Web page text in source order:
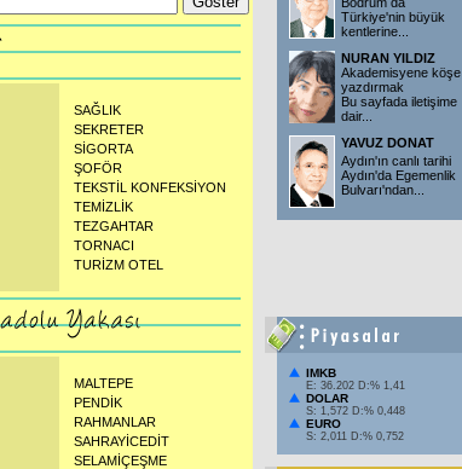
SAĞLIK
SEKRETER
SİGORTA
ŞOFÖR
TEKSTİL KONFEKSİYON
TEMİZLİK
TEZGAHTAR
TORNACI
TURİZM OTEL
MALTEPE
PENDİK
RAHMANLAR
SAHRAYİCEDİT
SELAMİÇEŞME
Türkiye'nin büyük
kentlerine...
NURAN YILDIZ
Akademisyene köşe
yazdırmak
Bu sayfada iletişime
dair...
YAVUZ DONAT
Aydın'ın canlı tarihi
Aydın'da Egemenlik
Bulvarı'ndan...
IMKB
E: 36.202 D:% 1,41
DOLAR
S: 1,572 D:% 0,448
EURO
S: 2,011 D:% 0,752